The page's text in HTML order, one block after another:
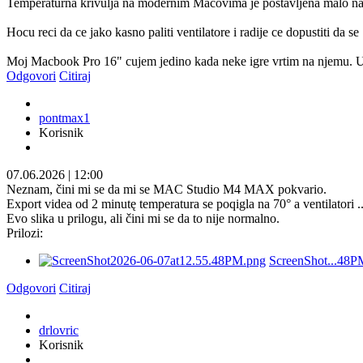
Hocu reci da ce jako kasno paliti ventilatore i radije ce dopustiti da
Moj Macbook Pro 16" cujem jedino kada neke igre vrtim na njemu.
Odgovori Citiraj
pontmax1
Korisnik
07.06.2026 | 12:00
Neznam, čini mi se da mi se MAC Studio M4 MAX pokvario.
Export videa od 2 minutę temperatura se poqigla na 70° a ventilatori
Evo slika u prilogu, ali čini mi se da to nije normalno.
Prilozi:
Odgovori Citiraj
drlovric
Korisnik